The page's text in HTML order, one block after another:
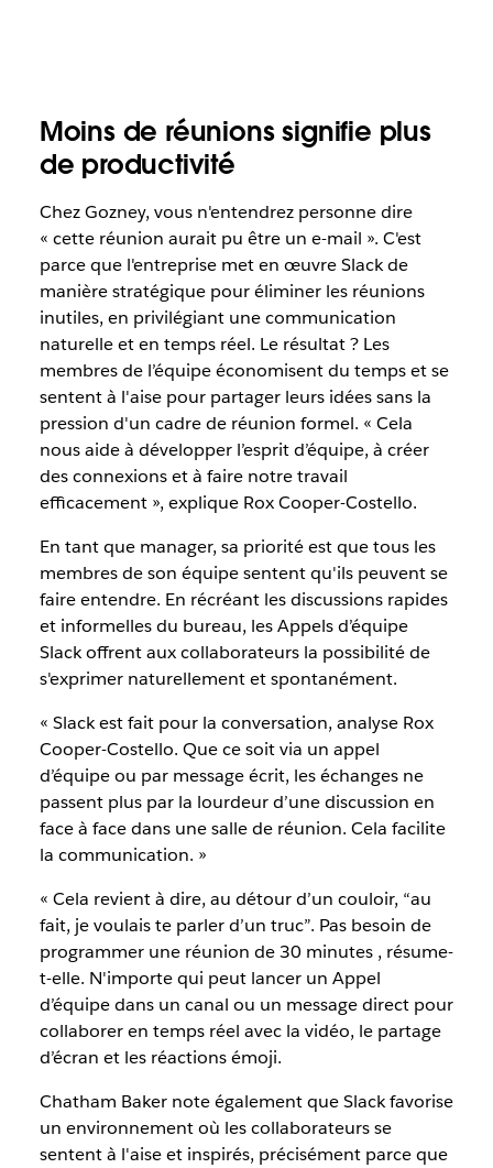
Moins de réunions signifie plus
de productivité
Chez Gozney, vous n'entendrez personne dire
« cette réunion aurait pu être un e-mail ». C'est
parce que l'entreprise met en œuvre Slack de
manière stratégique pour éliminer les réunions
inutiles, en privilégiant une communication
naturelle et en temps réel. Le résultat ? Les
membres de l’équipe économisent du temps et se
sentent à l'aise pour partager leurs idées sans la
pression d'un cadre de réunion formel. « Cela
nous aide à développer l’esprit d’équipe, à créer
des connexions et à faire notre travail
efficacement », explique Rox Cooper-Costello.
En tant que manager, sa priorité est que tous les
membres de son équipe sentent qu'ils peuvent se
faire entendre. En récréant les discussions rapides
et informelles du bureau, les Appels d’équipe
Slack offrent aux collaborateurs la possibilité de
s'exprimer naturellement et spontanément.
« Slack est fait pour la conversation, analyse Rox
Cooper-Costello. Que ce soit via un appel
d’équipe ou par message écrit, les échanges ne
passent plus par la lourdeur d’une discussion en
face à face dans une salle de réunion. Cela facilite
la communication. »
« Cela revient à dire, au détour d’un couloir, “au
fait, je voulais te parler d’un truc”. Pas besoin de
programmer une réunion de 30 minutes , résume-
t-elle. N'importe qui peut lancer un Appel
d’équipe dans un canal ou un message direct pour
collaborer en temps réel avec la vidéo, le partage
d’écran et les réactions émoji.
Chatham Baker note également que Slack favorise
un environnement où les collaborateurs se
sentent à l'aise et inspirés, précisément parce que